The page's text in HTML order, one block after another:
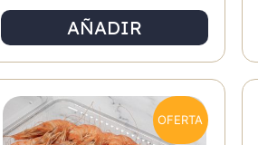
AÑADIR
OFERTA